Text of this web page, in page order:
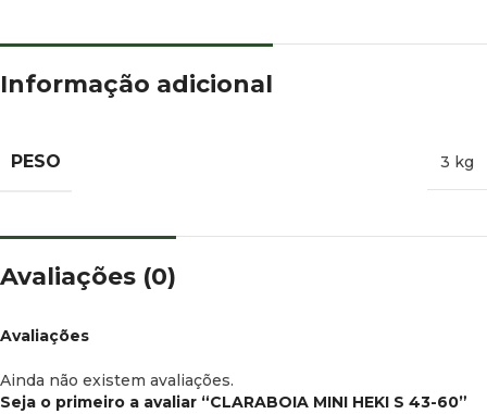
Informação adicional
PESO 3 kg
Avaliações (0)
Avaliações
Ainda não existem avaliações.
Seja o primeiro a avaliar “CLARABOIA MINI HEKI S 43-60”